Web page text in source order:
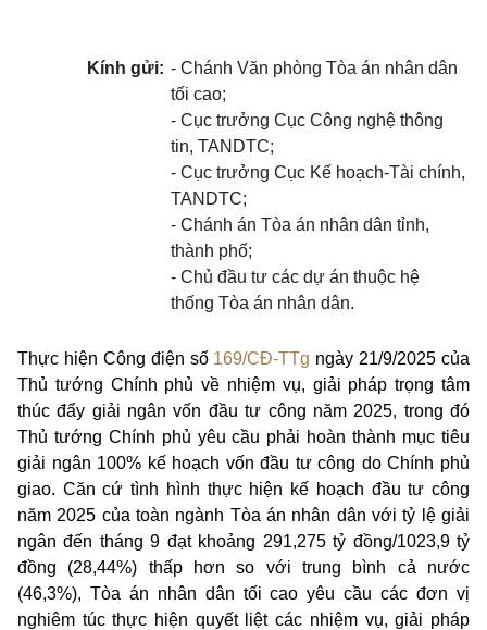
Kính gửi: - Chánh Văn phòng Tòa án nhân dân
tối cao;
- Cục trưởng Cục Công nghệ thông
tin, TANDTC;
- Cục trưởng Cục Kế hoạch-Tài chính,
TANDTC;
- Chánh án Tòa án nhân dân tỉnh,
thành phố;
- Chủ đầu tư các dự án thuộc hệ
thống Tòa án nhân dân.
Thực hiện Công điện số 169/CĐ-TTg ngày 21/9/2025 của
Thủ tướng Chính phủ về nhiệm vụ, giải pháp trọng tâm
thúc đẩy giải ngân vốn đầu tư công năm 2025, trong đó
Thủ tướng Chính phủ yêu cầu phải hoàn thành mục tiêu
giải ngân 100% kế hoạch vốn đầu tư công do Chính phủ
giao. Căn cứ tình hình thực hiện kế hoạch đầu tư công
năm 2025 của toàn ngành Tòa án nhân dân với tỷ lệ giải
ngân đến tháng 9 đạt khoảng 291,275 tỷ đồng/1023,9 tỷ
đồng (28,44%) thấp hơn so với trung bình cả nước
(46,3%), Tòa án nhân dân tối cao yêu cầu các đơn vị
nghiêm túc thực hiện quyết liệt các nhiệm vụ, giải pháp